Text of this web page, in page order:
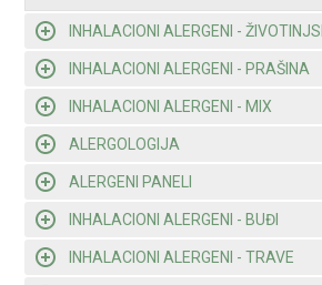
INHALACIONI ALERGENI -
INHALACIONI ALERGENI - PRAŠINA
INHALACIONI ALERGENI - MIX
ALERGOLOGIJA
ALERGENI PANELI
INHALACIONI ALERGENI - BUĐI
INHALACIONI ALERGENI - TRAVE